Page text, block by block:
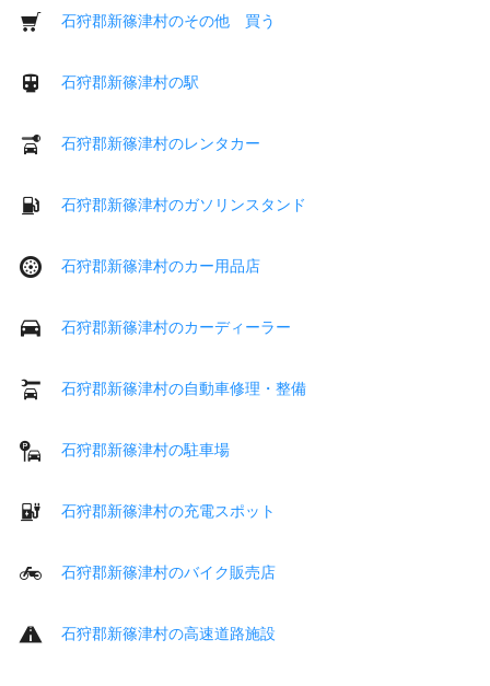
石狩郡新篠津村のその他 買う
石狩郡新篠津村の駅
石狩郡新篠津村のレンタカー
石狩郡新篠津村のガソリンスタンド
石狩郡新篠津村のカー用品店
石狩郡新篠津村のカーディーラー
石狩郡新篠津村の自動車修理・整備
石狩郡新篠津村の駐車場
石狩郡新篠津村の充電スポット
石狩郡新篠津村のバイク販売店
石狩郡新篠津村の高速道路施設